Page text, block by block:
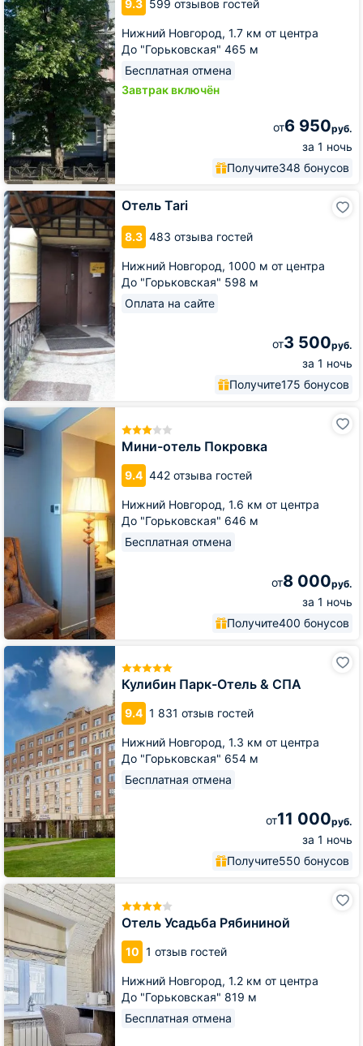
9.3 599 отзывов гостей
Нижний Новгород, 1.7 км от центра
До "Горьковская" 465 м
Бесплатная отмена
Завтрак включён
от6 950руб.
за 1 ночь
Получите348 бонусов
Отель Tari
8.3 483 отзыва гостей
Нижний Новгород, 1000 м от центра
До "Горьковская" 598 м
Оплата на сайте
от3 500руб.
за 1 ночь
Получите175 бонусов
Отель
Tari
Мини-отель Покровка
9.4 442 отзыва гостей
Нижний Новгород, 1.6 км от центра
До "Горьковская" 646 м
Бесплатная отмена
от8 000руб.
за 1 ночь
Получите400 бонусов
Мини-
отель
Покровка
Кулибин Парк-Отель & СПА
9.4 1 831 отзыв гостей
Нижний Новгород, 1.3 км от центра
До "Горьковская" 654 м
Бесплатная отмена
от11 000руб.
за 1 ночь
Получите550 бонусов
Кулибин
Парк-
Отель
СПА
Отель Усадьба Рябининой
10 1 отзыв гостей
Нижний Новгород, 1.2 км от центра
До "Горьковская" 819 м
Бесплатная отмена
Отель
Усадьба
Рябининой